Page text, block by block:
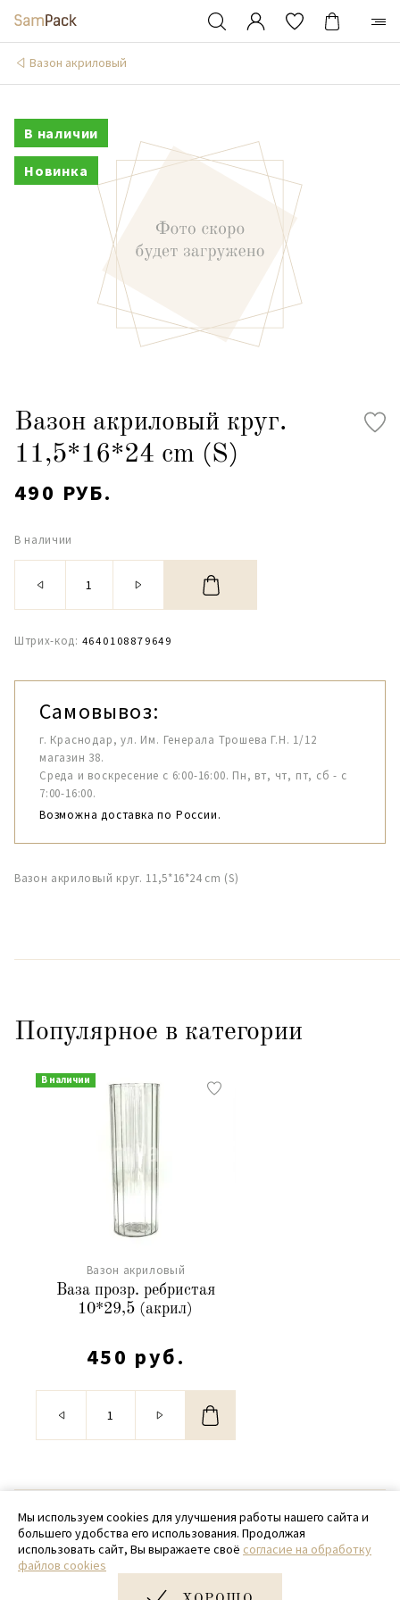
Вазон акриловый
В наличии
Новинка
Вазон акриловый круг.
11,5*16*24 cm (S)
490 РУБ.
В наличии
Штрих-код: 4640108879649
Самовывоз:
г. Краснодар, ул. Им. Генерала Трошева Г.Н. 1/12
магазин 38.
Среда и воскресение с 6:00-16:00. Пн, вт, чт, пт, сб - с
7:00-16:00.
Возможна доставка по России.
Вазон акриловый круг. 11,5*16*24 cm (S)
Популярное в категории
В наличии
Вазон акриловый
Ваза прозр. ребристая
10*29,5 (акрил)
450 руб.
© 2020 - 2026 SamPack
+ 7 (918) 699-97-87
zakaz@sampack.store
Мы используем cookies для улучшения работы нашего сайта и
большего удобства его использования. Продолжая
использовать сайт, Вы выражаете своё согласие на обработку
файлов cookies